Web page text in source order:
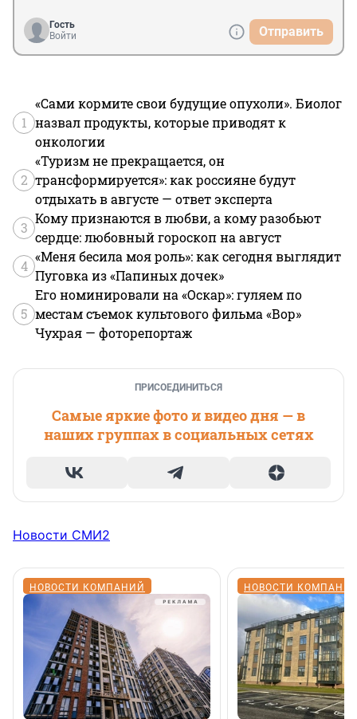
то сейчас вы и справку для работодателя получить не
сможете. Ведь нет никакого рассписания и проблемы
пассажира это проблемы пассажира.
этих захолустий, вынуждены терять драгоценнейшее
время единственной жизни. Выход: чтобы жители
всех частей города были в равных условиях, нужно
СРОЧНО провести линии метро и прямые
Гость
Войти
Отправить
1
«Сами кормите свои будущие опухоли». Биолог
назвал продукты, которые приводят к
онкологии
2
«Туризм не прекращается, он
трансформируется»: как россияне будут
отдыхать в августе — ответ эксперта
3
Кому признаются в любви, а кому разобьют
сердце: любовный гороскоп на август
4
«Меня бесила моя роль»: как сегодня выглядит
Пуговка из «Папиных дочек»
5
Его номинировали на «Оскар»: гуляем по
местам съемок культового фильма «Вор»
Чухрая — фоторепортаж
ПРИСОЕДИНИТЬСЯ
Самые яркие фото и видео дня — в
наших группах в социальных сетях
Новости СМИ2
НОВОСТИ КОМПАНИЙ НОВОСТИ